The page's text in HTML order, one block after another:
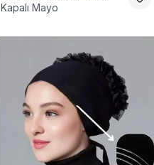
Kapalı Mayo